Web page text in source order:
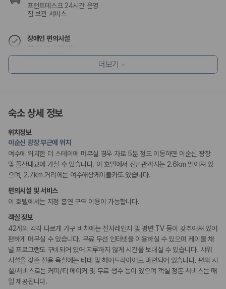
카모아는 제주렌트카부터 국내·해외 렌트카까지 비교할 수 있는 렌트카 가
누적 이용 고객수
사용자 리뷰
제주렌트카 가격비교 자주 묻는 질문
Q. 제주렌트카 가격비교는 카모아에서 어떻게 하나요?
A. 대여일, 반납일, 인수 지역을 선택하면 제주도 렌트카 업체별 가격, 차종,
보험 조건, 예약 가능 차량을 한 번에 비교할 수 있습니다.
Q. 제주 렌트카 최저가는 무엇을 기준으로 비교해야 하나요?
Q. 제주공항 근처 렌트카도 비교할 수 있나요?
Q. 제주 렌트카 가격비교 시 보험도 함께 비교할 수 있나요?
Q. 가족 여행에는 어떤 제주 렌트카를 비교해야 하나요?
제주렌트카 가격비교 주요 링크
제주도 렌트카 실시간 최저가 가격비교
제주 렌트카 예약
국내 렌트카 가격비교
해외 렌트카 가격비교
프런트데스크 24시간 운영
짐 보관 서비스
장애인 편의시설
휠체어로 이용가능한 주차장
더보기
숙소 상세 정보
위치정보
이순신 광장 부근에 위치
여수에 위치한 더 스테이에 머무실 경우 차로 5분 정도 이동하면 이순신 광장
및 돌산대교에 가실 수 있습니다. 이 호텔에서 진남관까지는 2.6km 떨어져 있
으며, 2.7km 거리에는 여수해상케이블카도 있습니다.
편의시설 및 서비스
이 호텔에서는 지정 흡연 구역 이용이 가능합니다.
객실 정보
42개의 각각 다르게 가구 비치에는 전자레인지 및 평면 TV 등이 갖추어져 있어
편하게 머무실 수 있습니다. 무료 무선 인터넷을 이용하실 수 있으며 케이블 채
널 프로그램도 구비되어 있어 지루하지 않게 시간을 보내실 수 있습니다. 샤워
시설을 갖춘 전용 욕실에는 비데 및 헤어드라이어도 마련되어 있습니다. 편의 시
설/서비스로는 커피/티 메이커 및 무료 생수 등이 있으며 객실 정돈 서비스는 매
일 제공됩니다.